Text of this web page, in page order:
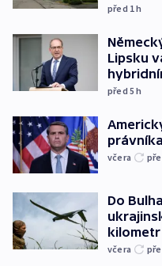
před 1h
Lipsku
před 5h
včera
Do
včera